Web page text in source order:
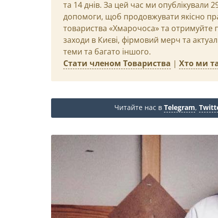
та 14 днів. За цей час ми
допомоги, щоб продовжувати якісно
товариства «Хмарочоса» та отримуйте
заходи в Києві, фірмовий мерч та
теми та багато іншого.
Стати членом Товариства | Хто ми
Читайте нас в Telegram,